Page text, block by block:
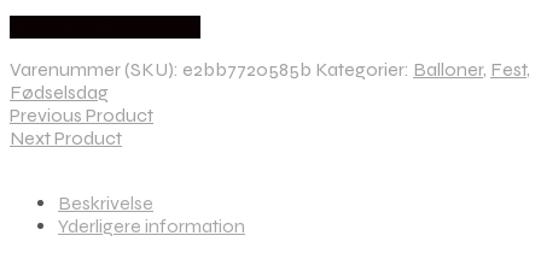
Varenummer (SKU): e2bb7720585b Kategorier: Balloner, Fest,
Fødselsdag
Previous Product
Next Product
Beskrivelse
Yderligere information